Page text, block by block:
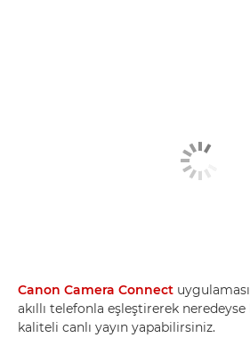
Canon Camera Connect
akıllı telefonla eşleştirerek
kaliteli canlı yayın yapabilirsiniz.